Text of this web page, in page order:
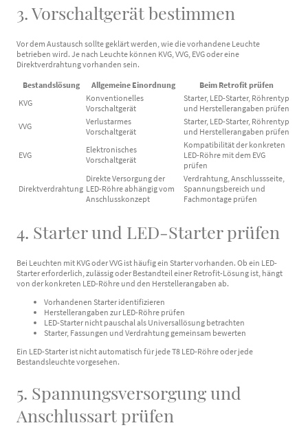
3. Vorschaltgerät bestimmen
Vor dem Austausch sollte geklärt werden, wie die vorhandene Leuchte
betrieben wird. Je nach Leuchte können KVG, VVG, EVG oder eine
Direktverdrahtung vorhanden sein.
Bestandslösung Allgemeine Einordnung
Beim Retrofit prüfen
KVG
Konventionelles
Vorschaltgerät
Starter, LED-Starter, Röhrentyp
und Herstellerangaben prüfen
VVG
Verlustarmes
Vorschaltgerät
Starter, LED-Starter, Röhrentyp
und Herstellerangaben prüfen
EVG
Elektronisches
Vorschaltgerät
Kompatibilität der konkreten
LED-Röhre mit dem EVG
prüfen
Direktverdrahtung
Direkte Versorgung der
LED-Röhre abhängig vom
Anschlusskonzept
Verdrahtung, Anschlussseite,
Spannungsbereich und
Fachmontage prüfen
4. Starter und LED-Starter prüfen
Bei Leuchten mit KVG oder VVG ist häufig ein Starter vorhanden. Ob ein LED-
Starter erforderlich, zulässig oder Bestandteil einer Retrofit-Lösung ist, hängt
von der konkreten LED-Röhre und den Herstellerangaben ab.
Vorhandenen Starter identifizieren
Herstellerangaben zur LED-Röhre prüfen
LED-Starter nicht pauschal als Universallösung betrachten
Starter, Fassungen und Verdrahtung gemeinsam bewerten
Ein LED-Starter ist nicht automatisch für jede T8 LED-Röhre oder jede
Bestandsleuchte vorgesehen.
5. Spannungsversorgung und
Anschlussart prüfen